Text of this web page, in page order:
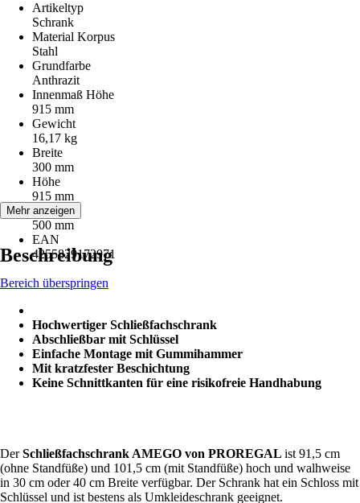
Artikeltyp
Schrank
Material Korpus
Stahl
Grundfarbe
Anthrazit
Innenmaß Höhe
915 mm
Gewicht
16,17 kg
Breite
300 mm
Höhe
915 mm
Tiefe
500 mm
EAN
4255829172971
Mehr anzeigen
Beschreibung
Bereich überspringen
Hochwertiger Schließfachschrank
Abschließbar mit Schlüssel
Einfache Montage mit Gummihammer
Mit kratzfester Beschichtung
Keine Schnittkanten für eine risikofreie Handhabung
DerSchließfachschrank AMEGO von PROREGAL ist 91,5 cm
(ohne Standfüße) und 101,5 cm (mit Standfüße) hoch und walhweise
in 30 cm oder 40 cm Breite verfügbar. Der Schrank hat ein Schloss mit
Schlüssel und ist bestens als Umkleideschrank geeignet.